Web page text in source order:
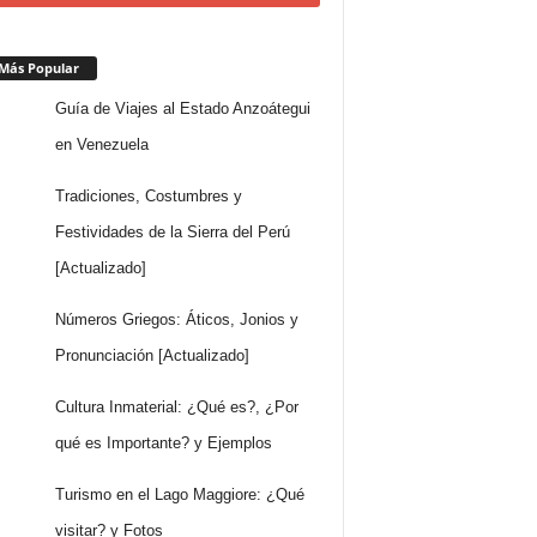
Popular
Guía de Viajes al Estado Anzoátegui
en Venezuela
Tradiciones, Costumbres y
Festividades de la Sierra del Perú
[Actualizado]
Números Griegos: Áticos, Jonios y
Pronunciación [Actualizado]
Cultura Inmaterial: ¿Qué es?, ¿Por
qué es Importante? y Ejemplos
Turismo en el Lago Maggiore: ¿Qué
visitar? y Fotos